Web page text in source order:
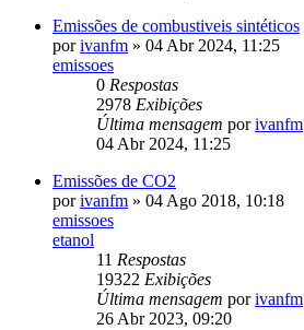
Emissões de combustiveis sintéticos
porivanfm » 04 Abr 2024, 11:25
emissoes
0 Respostas
2978 Exibições
Última mensagem porivanfm
04 Abr 2024, 11:25
Emissões de CO2
porivanfm » 04 Ago 2018, 10:18
emissoes
etanol
11 Respostas
19322 Exibições
Última mensagem porivanfm
26 Abr 2023, 09:20